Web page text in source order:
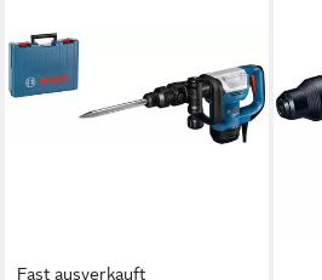
Fast ausverkauft